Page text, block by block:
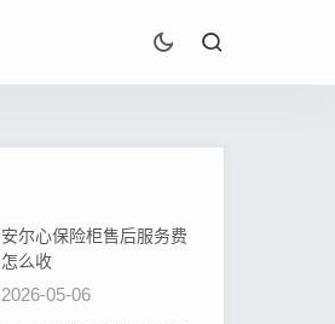
安尔心保险柜售后服务费
怎么收
2026-05-06